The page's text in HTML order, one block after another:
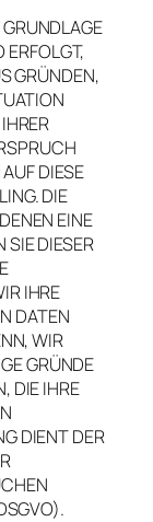
ERFOLGT,
GRÜNDEN,
DIESE
DIE
EINE
SIE DIESER
IHRE
DATEN
WIR
GRÜNDE
DIE IHRE
DIENT DER